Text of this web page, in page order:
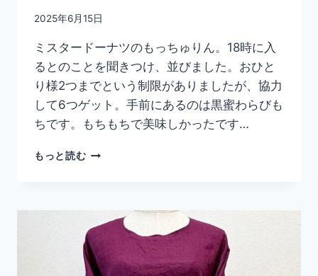
2025年6月15日
ミスタードーナツのもっちゅりん。18時に入
るとのことを聞きつけ、並びました。おひと
り様2つまでという制限がありましたが、協力
して6つゲット。手前にあるのは黒蜜わらびも
ちです。もちもちで美味しかったです…
もっと読むも
ん